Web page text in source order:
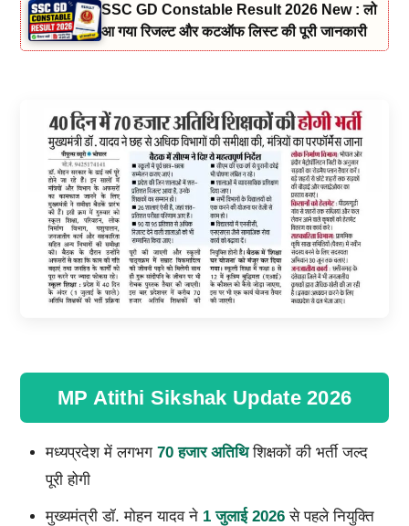
SSC GD Constable Result 2026 New : लो
आ गया रिजल्ट और कटऑफ लिस्ट की पूरी जानकारी
MP Atithi Sikshak Update 2026
मध्यप्रदेश में लगभग 70 हजार अतिथिशिक्षकों की भर्ती जल्द
पूरी होगी
मुख्यमंत्री डॉ. मोहन यादव ने 1 जुलाई 2026से पहले नियुक्ति